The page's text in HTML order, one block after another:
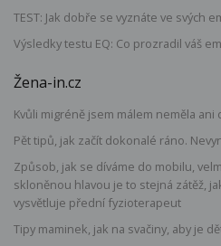
TEST: Jak dobře se vyznáte ve svých
Výsledky testu EQ: Co prozradil váš
Žena-in.cz
Kvůli migréně jsem málem neměla ani
Pět tipů, jak začít dokonalé ráno.
Způsob, jak se díváme do mobilu,
skloněnou hlavou je to stejná zátěž,
vysvětluje přední fyzioterapeut
Tipy maminek, jak na svačiny, aby je